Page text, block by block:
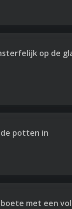
op de
de potten in
met een